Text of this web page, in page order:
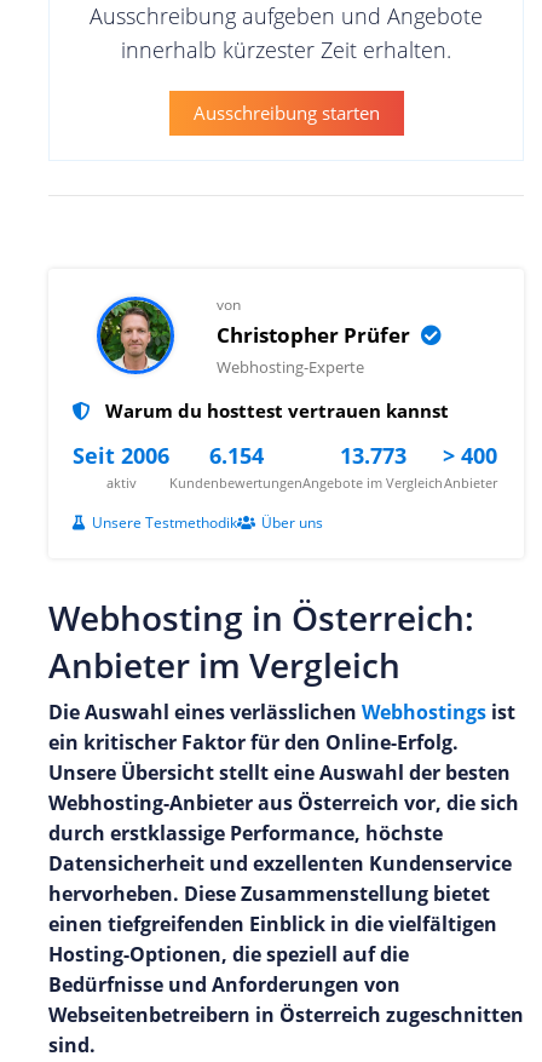
Ausschreibung aufgeben und Angebote
innerhalb kürzester Zeit erhalten.
Ausschreibung starten
von
Christopher Prüfer
Webhosting-Experte
Warum du hosttest vertrauen kannst
Seit 2006
aktiv
6.154
Kundenbewertungen
13.773
Angebote im Vergleich
> 400
Anbieter
Unsere Testmethodik Über uns
Webhosting in Österreich:
Anbieter im Vergleich
Die Auswahl eines verlässlichen Webhostings ist
ein kritischer Faktor für den Online-Erfolg.
Unsere Übersicht stellt eine Auswahl der besten
Webhosting-Anbieter aus Österreich vor, die sich
durch erstklassige Performance, höchste
Datensicherheit und exzellenten Kundenservice
hervorheben. Diese Zusammenstellung bietet
einen tiefgreifenden Einblick in die vielfältigen
Hosting-Optionen, die speziell auf die
Bedürfnisse und Anforderungen von
Webseitenbetreibern in Österreich zugeschnitten
sind.